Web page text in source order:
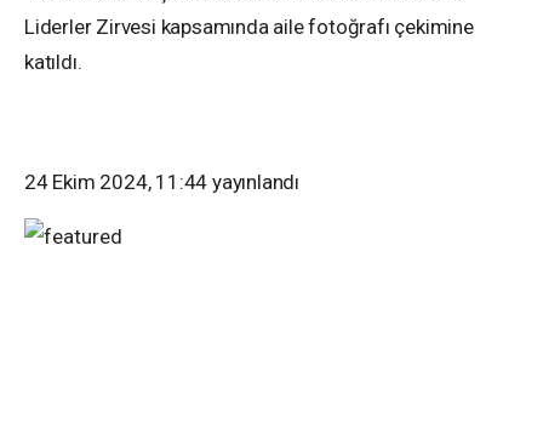
Liderler Zirvesi kapsamında aile fotoğrafı çekimine
katıldı.
24 Ekim 2024, 11:44 yayınlandı